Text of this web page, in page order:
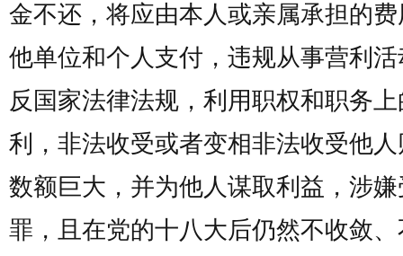
金不还，将应由本人或亲属承担的
他单位和个人支付，违规从事营利
反国家法律法规，利用职权和职务
利，非法收受或者变相非法收受他
数额巨大，并为他人谋取利益，涉
罪，且在党的十八大后仍然不收敛